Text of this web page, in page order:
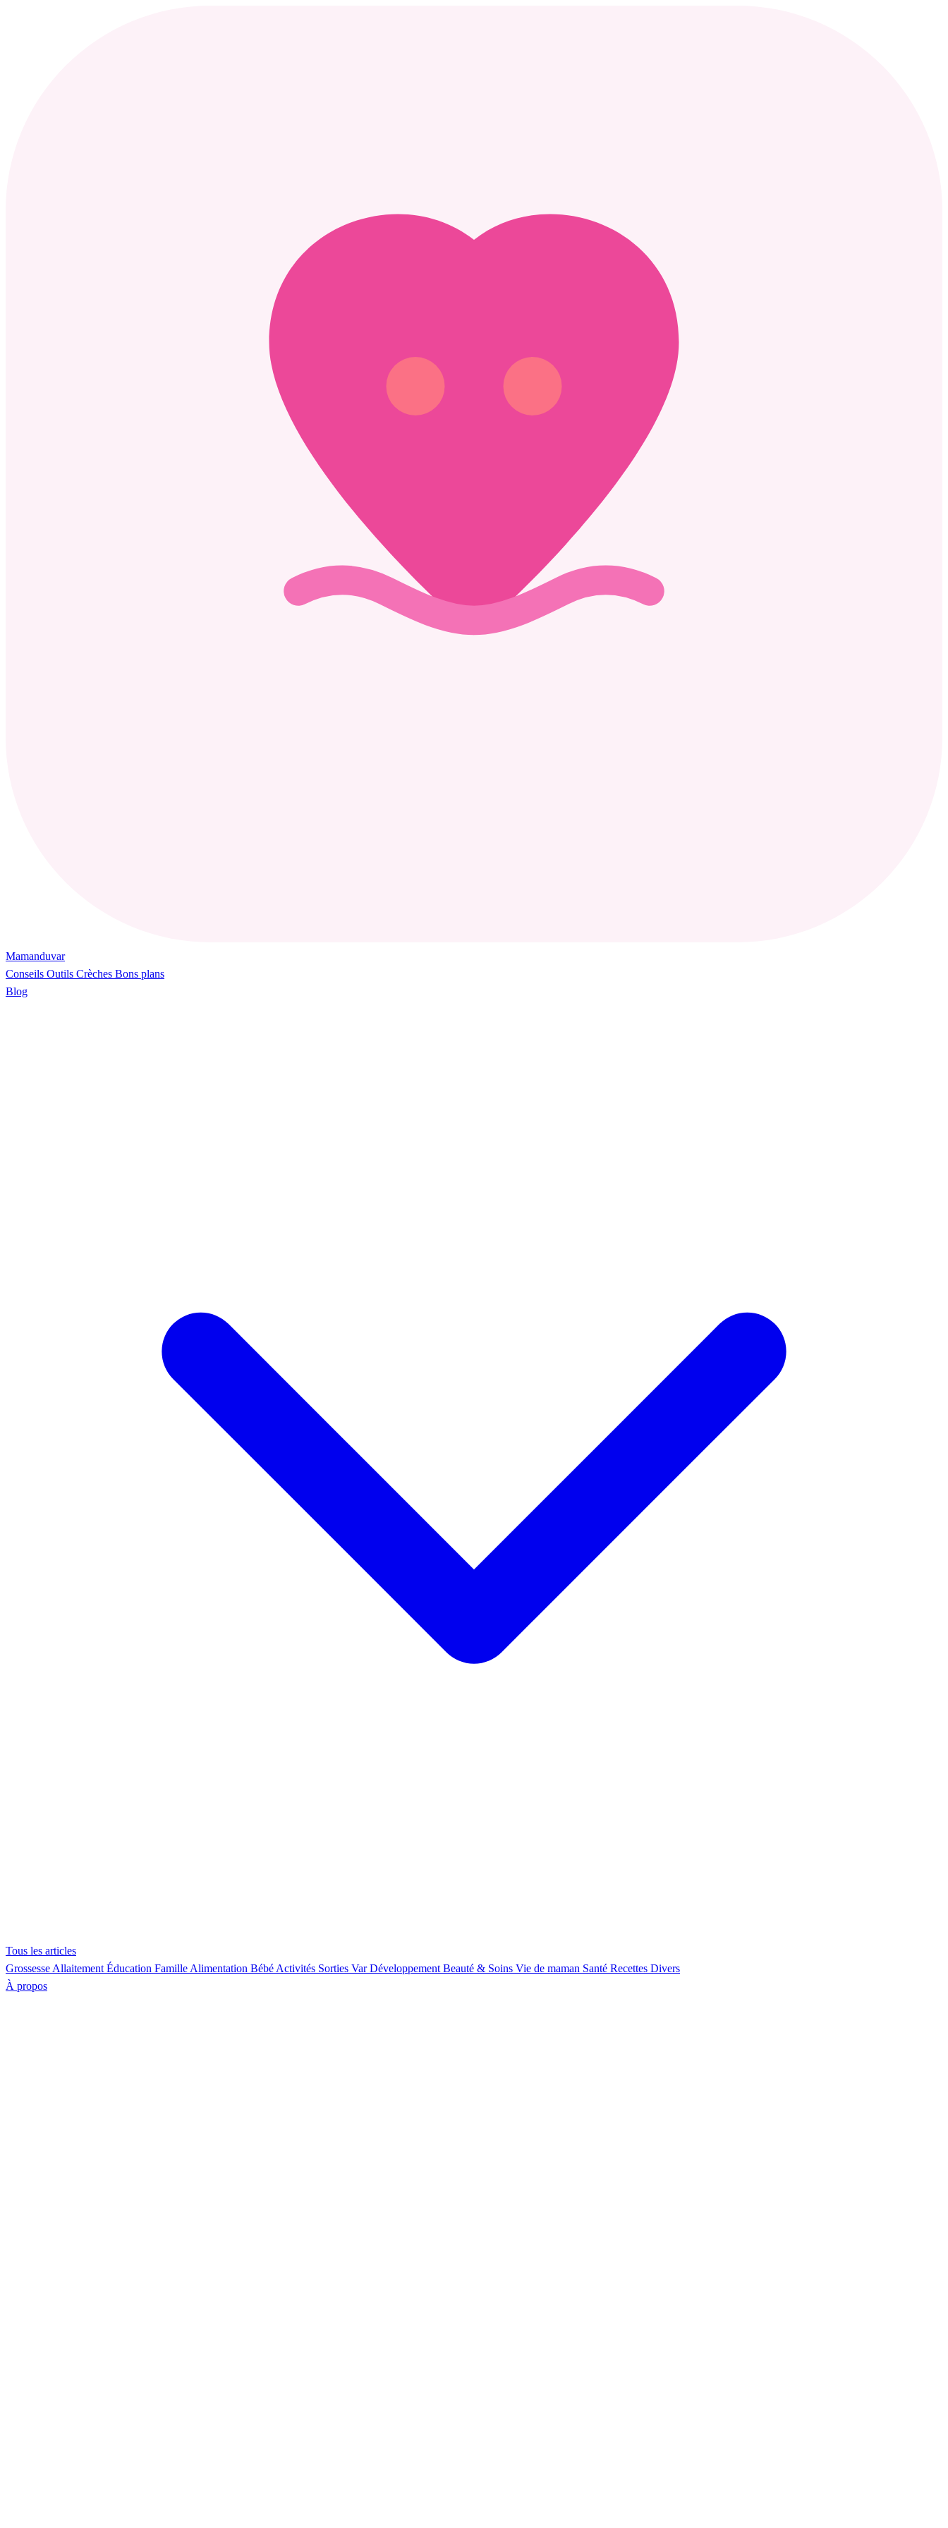
Mamanduvar
Conseils Outils Crèches Bons plans
Blog
Tous les articles
Grossesse Allaitement Éducation Famille Alimentation Bébé Activités Sorties Var Développement Beauté & Soins Vie de maman Santé Recettes Divers
À propos